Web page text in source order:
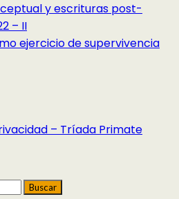
y escrituras post-
– II
ejercicio de supervivencia
– Tríada Primate